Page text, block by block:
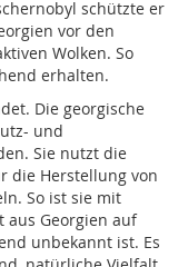
schützte er
vor den
Wolken. So
erhalten.
Die georgische
und
Sie nutzt die
die Herstellung von
So ist sie mit
aus Georgien auf
unbekannt ist. Es